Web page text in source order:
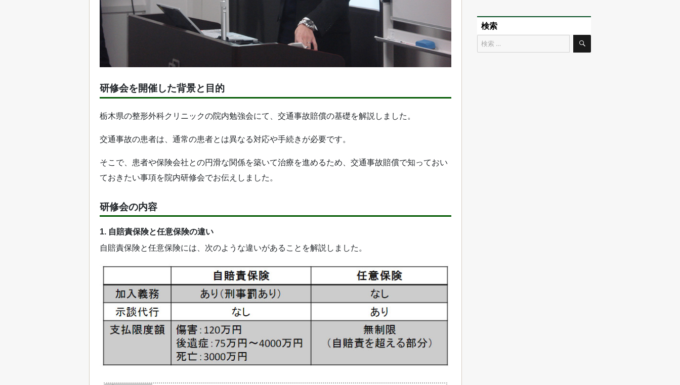
研修会を開催した背景と目的
栃木県の整形外科クリニックの院内勉強会にて、交通事故賠償の基礎を解説しました。
交通事故の患者は、通常の患者とは異なる対応や手続きが必要です。
そこで、患者や保険会社との円滑な関係を築いて治療を進めるため、交通事故賠償で知っておい
ておきたい事項を院内研修会でお伝えしました。
研修会の内容
1. 自賠責保険と任意保険の違い
自賠責保険と任意保険には、次のような違いがあることを解説しました。
検索
検
索
検